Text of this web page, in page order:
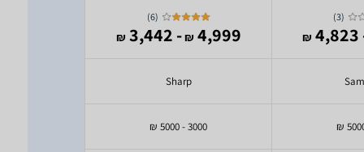
(
3
)
-
₪
(
6
)
4,999
₪
- 3,442
₪
Sharp
3000 - 5000 ₪